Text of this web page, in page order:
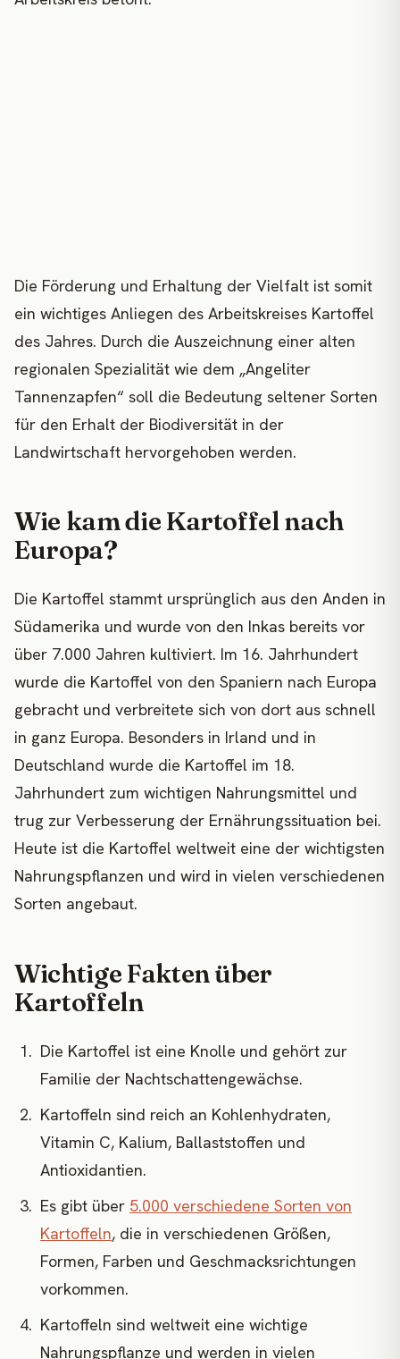
Die Förderung und Erhaltung der Vielfalt ist somit
ein wichtiges Anliegen des Arbeitskreises Kartoffel
des Jahres. Durch die Auszeichnung einer alten
regionalen Spezialität wie dem „Angeliter
Tannenzapfen“ soll die Bedeutung seltener Sorten
für den Erhalt der Biodiversität in der
Landwirtschaft hervorgehoben werden.
Wie kam die Kartoffel nach
Europa?
Die Kartoffel stammt ursprünglich aus den Anden in
Südamerika und wurde von den Inkas bereits vor
über 7.000 Jahren kultiviert. Im 16. Jahrhundert
wurde die Kartoffel von den Spaniern nach Europa
gebracht und verbreitete sich von dort aus schnell
in ganz Europa. Besonders in Irland und in
Deutschland wurde die Kartoffel im 18.
Jahrhundert zum wichtigen Nahrungsmittel und
trug zur Verbesserung der Ernährungssituation bei.
Heute ist die Kartoffel weltweit eine der wichtigsten
Nahrungspflanzen und wird in vielen verschiedenen
Sorten angebaut.
Wichtige Fakten über
Kartoffeln
Die Kartoffel ist eine Knolle und gehört zur
Familie der Nachtschattengewächse.
Kartoffeln sind reich an Kohlenhydraten,
Vitamin C, Kalium, Ballaststoffen und
Antioxidantien.
Es gibt über 5.000 verschiedene Sorten von
Kartoffeln, die in verschiedenen Größen,
Formen, Farben und Geschmacksrichtungen
vorkommen.
Kartoffeln sind weltweit eine wichtige
Nahrungspflanze und werden in vielen